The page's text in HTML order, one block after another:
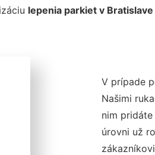
lepenia parkiet v Bratislave
V prípade
Našimi
nim pridáte
úrovni už